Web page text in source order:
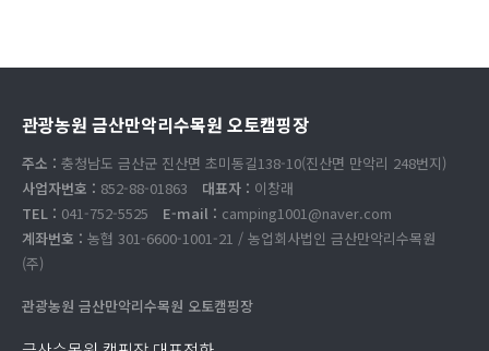
관광농원 금산만악리수목원 오토캠핑장
주소 : 충청남도 금산군 진산면 초미동길138-10(진산면 만악리 248번지)
사업자번호 : 852-88-01863 대표자 : 이창래
TEL : 041-752-5525 E-mail : camping1001@naver.com
계좌번호 : 농협 301-6600-1001-21 / 농업회사법인 금산만악리수목원
(주)
관광농원 금산만악리수목원 오토캠핑장